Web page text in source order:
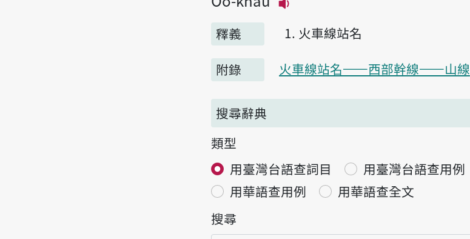
釋義
火車線站名
附錄 火車線站名——西部幹線——山線
搜尋辭典
類型
用臺灣台語查詞目
用臺灣台語查用例
用華語查用例
用華語查全文
搜尋